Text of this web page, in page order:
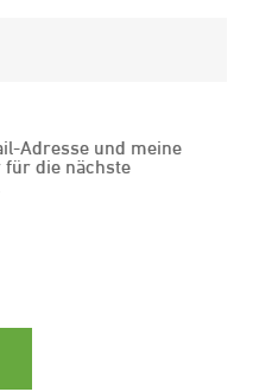
Adresse und meine
für die nächste